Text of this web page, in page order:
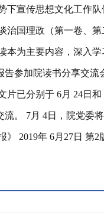
下宣传思想文化工作
国理政（第一卷、第
本为主要内容，深入
告参加院读书分享交流
分别于 6月 24日和
流。 7月 4日，院党委
2019年 6月27日 第2